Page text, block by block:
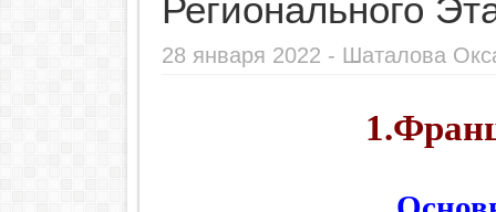
Регионального
28 января 2022 - Шаталова